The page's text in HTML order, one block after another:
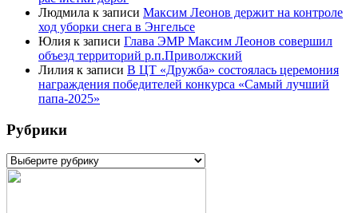
Людмила к записи Максим Леонов держит на контроле
ход уборки снега в Энгельсе
Юлия к записи Глава ЭМР Максим Леонов совершил
объезд территорий р.п.Приволжский
Лилия к записи В ЦТ «Дружба» состоялась церемония
награждения победителей конкурса «Самый лучший
папа-2025»
Рубрики
Рубрики